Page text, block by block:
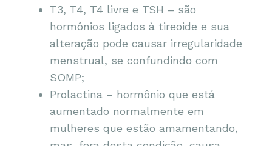
T3, T4, T4 livre e TSH – são
hormônios ligados à tireoide e sua
alteração pode causar irregularidade
menstrual, se confundindo com
SOMP;
Prolactina – hormônio que está
aumentado normalmente em
mulheres que estão amamentando,